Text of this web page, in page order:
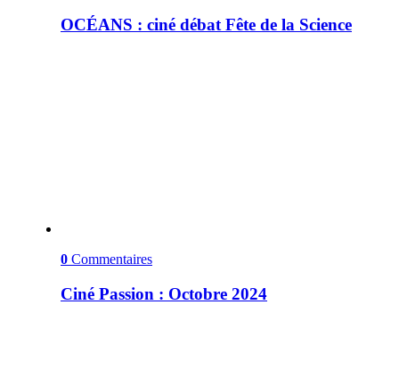
OCÉANS : ciné débat Fête de la Science
0 Commentaires
Ciné Passion : Octobre 2024